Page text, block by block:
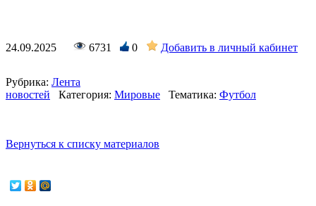
24.09.2025 6731 0 Добавить в личный кабинет
Рубрика: Лента
новостей
Категория: Мировые Тематика: Футбол
Вернуться к списку материалов